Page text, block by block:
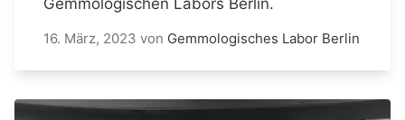
16. März, 2023 von Gemmologisches Labor Berlin